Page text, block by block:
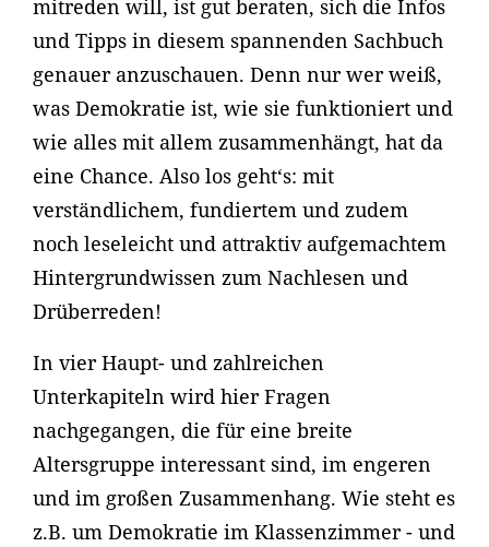
mitreden will, ist gut beraten, sich die Infos
und Tipps in diesem spannenden Sachbuch
genauer anzuschauen. Denn nur wer weiß,
was Demokratie ist, wie sie funktioniert und
wie alles mit allem zusammenhängt, hat da
eine Chance. Also los geht‘s: mit
verständlichem, fundiertem und zudem
noch leseleicht und attraktiv aufgemachtem
Hintergrundwissen zum Nachlesen und
Drüberreden!
In vier Haupt- und zahlreichen
Unterkapiteln wird hier Fragen
nachgegangen, die für eine breite
Altersgruppe interessant sind, im engeren
und im großen Zusammenhang. Wie steht es
z.B. um Demokratie im Klassenzimmer - und